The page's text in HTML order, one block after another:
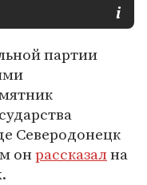
партии
Северодонецк
онрассказална